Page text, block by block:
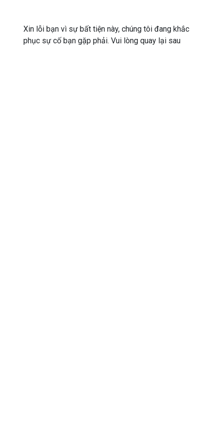
Xin lỗi bạn vì sự bất tiện này, chúng tôi đang khắc
phục sự cố bạn gặp phải. Vui lòng quay lại sau